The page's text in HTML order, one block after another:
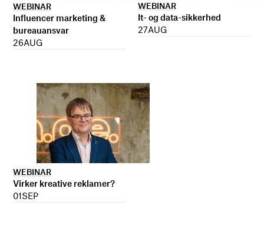
WEBINAR
Influencer marketing &
bureauansvar
26AUG
WEBINAR
It- og data-sikkerhed
27AUG
WEBINAR
Virker kreative reklamer?
01SEP